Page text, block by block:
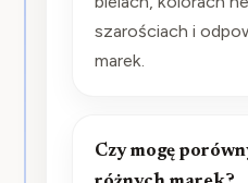
szarościach i
marek.
Czy mogę